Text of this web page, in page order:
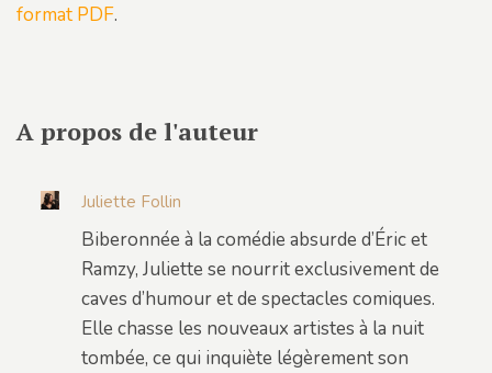
format PDF.
A propos de l'auteur
Juliette Follin
Biberonnée à la comédie absurde d’Éric et
Ramzy, Juliette se nourrit exclusivement de
caves d’humour et de spectacles comiques.
Elle chasse les nouveaux artistes à la nuit
tombée, ce qui inquiète légèrement son